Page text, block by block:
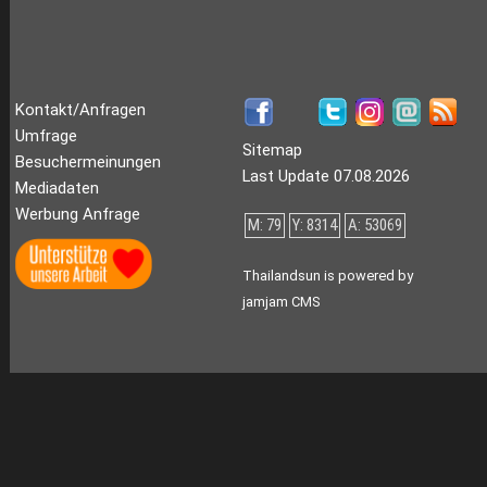
Kontakt/Anfragen
Umfrage
Besuchermeinungen
Mediadaten
Werbung Anfrage
Sitemap
Last Update 07.08.2026
M: 79 Y: 8314 A: 53069
Thailandsun is powered by
jamjam CMS